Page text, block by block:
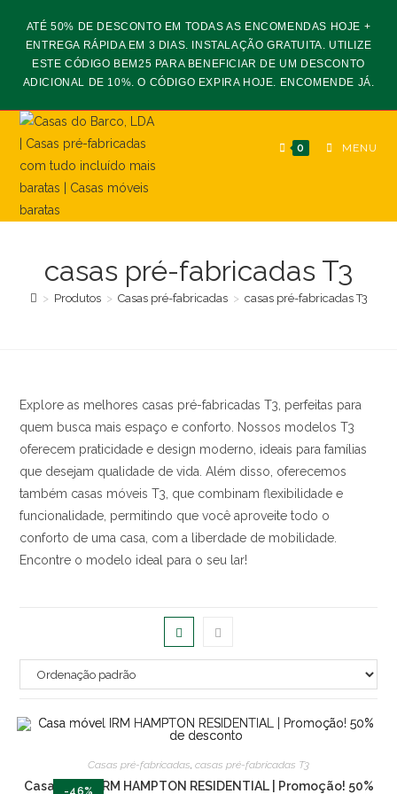
ATÉ 50% DE DESCONTO EM TODAS AS ENCOMENDAS HOJE +
ENTREGA RÁPIDA EM 3 DIAS. INSTALAÇÃO GRATUITA. UTILIZE
ESTE CÓDIGO BEM25 PARA BENEFICIAR DE UM DESCONTO
ADICIONAL DE 10%. O CÓDIGO EXPIRA HOJE. ENCOMENDE JÁ.
0 MENU
casas pré-fabricadas T3
> Produtos > Casas pré-fabricadas > casas pré-fabricadas T3
Explore as melhores casas pré-fabricadas T3, perfeitas para
quem busca mais espaço e conforto. Nossos modelos T3
oferecem praticidade e design moderno, ideais para famílias
que desejam qualidade de vida. Além disso, oferecemos
também casas móveis T3, que combinam flexibilidade e
funcionalidade, permitindo que você aproveite todo o
conforto de uma casa, com a liberdade de mobilidade.
Encontre o modelo ideal para o seu lar!
-46%
Casas pré-fabricadas, casas pré-fabricadas T3
Casa móvel IRM HAMPTON RESIDENTIAL | Promoção! 50%